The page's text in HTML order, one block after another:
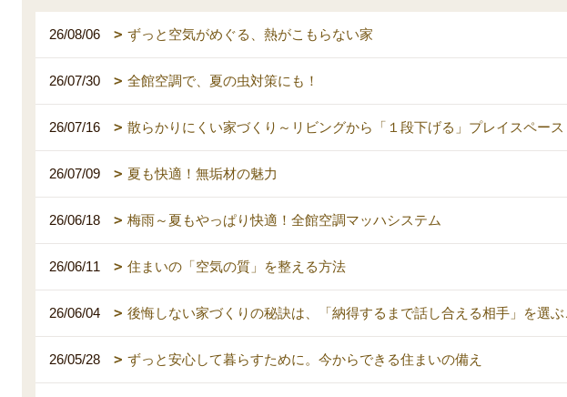
26/08/06 ずっと空気がめぐる、熱がこもらない家
26/07/30 全館空調で、夏の虫対策にも！
26/07/16 散らかりにくい家づくり～リビングから「１段下げる」プレイスペース
26/07/09 夏も快適！無垢材の魅力
26/06/18 梅雨～夏もやっぱり快適！全館空調マッハシステム
26/06/11 住まいの「空気の質」を整える方法
26/06/04 後悔しない家づくりの秘訣は、「納得するまで話し合える相手」を選
26/05/28 ずっと安心して暮らすために。今からできる住まいの備え